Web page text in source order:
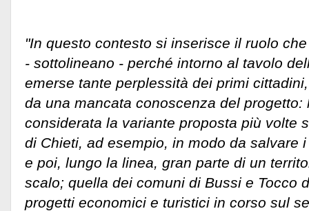
"In questo contesto si inserisce il ruolo
- sottolineano - perché intorno al tavolo
emerse tante perplessità dei primi
da una mancata conoscenza del
considerata la variante proposta più volte
di Chieti, ad esempio, in modo da salvare
e poi, lungo la linea, gran parte di un
scalo; quella dei comuni di Bussi e Tocco
progetti economici e turistici in corso sul